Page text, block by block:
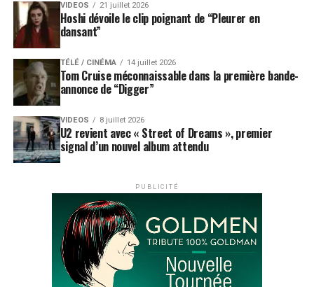
VIDEOS 21 juillet 2026
Hoshi dévoile le clip poignant de “Pleurer en
dansant”
TÉLÉ / CINÉMA 14 juillet 2026
Tom Cruise méconnaissable dans la première bande-
annonce de “Digger”
VIDEOS 8 juillet 2026
U2 revient avec « Street of Dreams », premier
signal d’un nouvel album attendu
PUBLICITÉ